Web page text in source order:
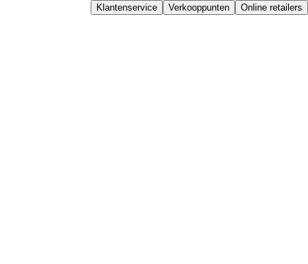
Klantenservice Verkooppunten Online retailers